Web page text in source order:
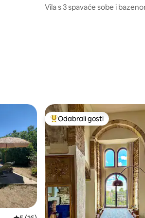
Vila s 3 spavaće sobe i
Među najviše rangiranima s
Odabrali gosti